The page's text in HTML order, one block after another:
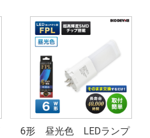
6形 昼光色 LEDランプ